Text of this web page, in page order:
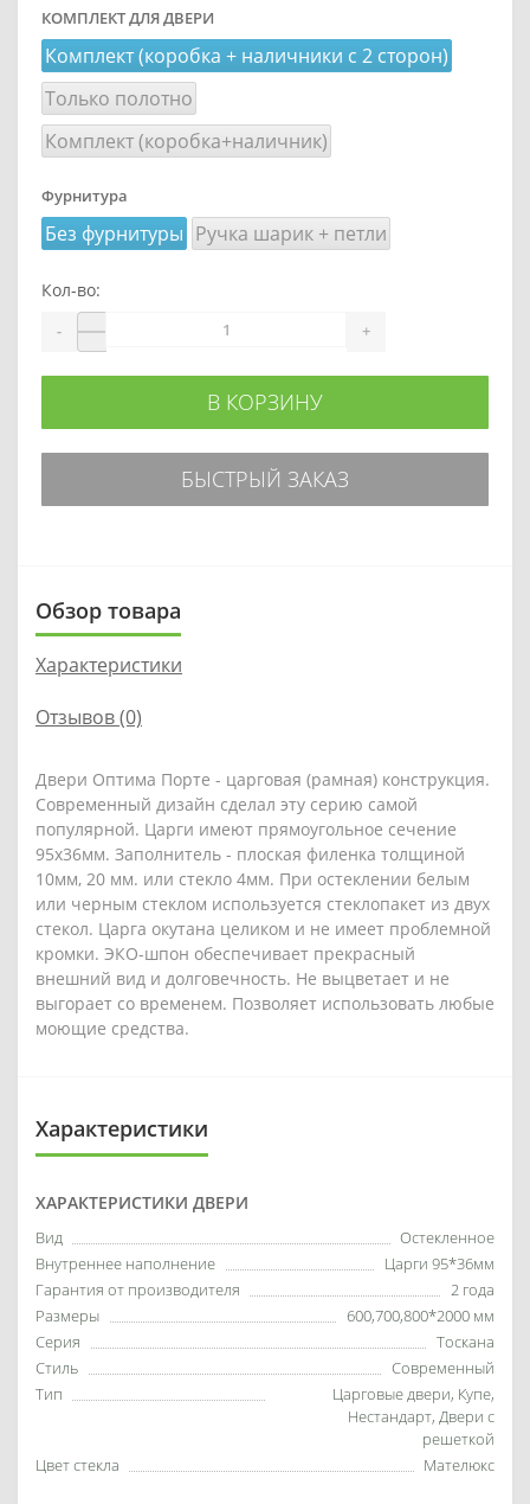
КОМПЛЕКТ ДЛЯ ДВЕРИ
Комплект (коробка + наличники с 2 сторон)
Только полотно
Комплект (коробка+наличник)
Фурнитура
Без фурнитуры Ручка шарик + петли
Кол-во:
- +
В КОРЗИНУ
БЫСТРЫЙ ЗАКАЗ
Обзор товара
Характеристики
Отзывов (0)
Двери Оптима Порте - царговая (рамная) конструкция.
Современный дизайн сделал эту серию самой
популярной. Царги имеют прямоугольное сечение
95х36мм. Заполнитель - плоская филенка толщиной
10мм, 20 мм. или стекло 4мм. При остеклении белым
или черным стеклом используется стеклопакет из двух
стекол. Царга окутана целиком и не имеет проблемной
кромки. ЭКО-шпон обеспечивает прекрасный
внешний вид и долговечность. Не выцветает и не
выгорает со временем. Позволяет использовать любые
моющие средства.
Характеристики
ХАРАКТЕРИСТИКИ ДВЕРИ
Вид
Остекленное
Внутреннее наполнение
Царги 95*36мм
Гарантия от производителя
2 года
Размеры
600,700,800*2000 мм
Серия
Тоскана
Стиль
Современный
Тип
Царговые двери, Купе,
Нестандарт, Двери с
решеткой
Цвет стекла
Мателюкс